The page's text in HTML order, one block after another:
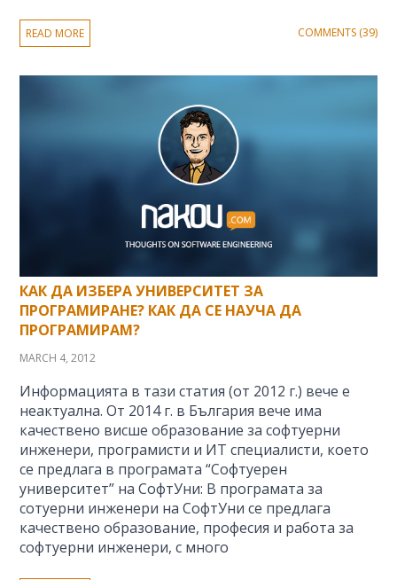
READ MORE COMMENTS (39)
КАК ДА ИЗБЕРА УНИВЕРСИТЕТ ЗА
ПРОГРАМИРАНЕ? КАК ДА СЕ НАУЧА ДА
ПРОГРАМИРАМ?
MARCH 4, 2012
Информацията в тази статия (от 2012 г.) вече е
неактуална. От 2014 г. в България вече има
качествено висше образование за софтуерни
инженери, програмисти и ИТ специалисти, което
се предлага в програмата “Софтуерeн
университет” на СофтУни: В програмата за
сотуерни инженери на СофтУни се предлага
качествено образование, професия и работа за
софтуерни инженери, с много